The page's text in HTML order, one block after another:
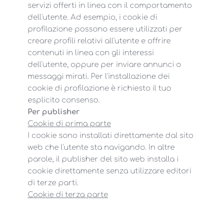
servizi offerti in linea con il comportamento
dell'utente. Ad esempio, i cookie di
profilazione possono essere utilizzati per
creare profili relativi all'utente e offrire
contenuti in linea con gli interessi
dell'utente, oppure per inviare annunci o
messaggi mirati. Per l'installazione dei
cookie di profilazione è richiesto il tuo
esplicito consenso.
Per publisher
Cookie di prima parte
I cookie sono installati direttamente dal sito
web che l'utente sta navigando. In altre
parole, il publisher del sito web installa i
cookie direttamente senza utilizzare editori
di terze parti.
Cookie di terza parte